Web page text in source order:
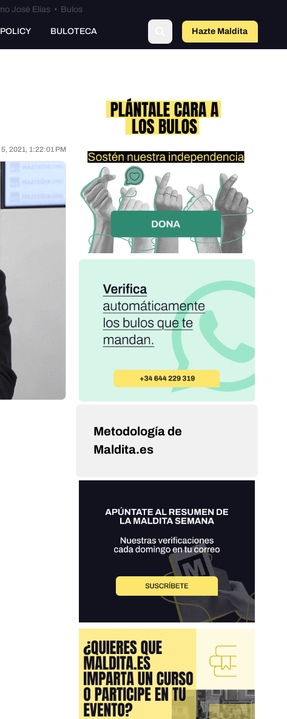
José Elías• Bulos
POLICY BULOTECA Hazte Maldito
2021, 1:22:01 PM
Metodología de
Maldita.es